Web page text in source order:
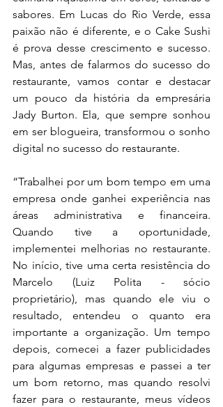
sabores. Em Lucas do Rio Verde, essa
paixão não é diferente, e o Cake Sushi
é prova desse crescimento e sucesso.
Mas, antes de falarmos do sucesso do
restaurante, vamos contar e destacar
um pouco da história da empresária
Jady Burton. Ela, que sempre sonhou
em ser blogueira, transformou o sonho
digital no sucesso do restaurante.
“Trabalhei por um bom tempo em uma
empresa onde ganhei experiência nas
áreas administrativa e financeira.
Quando tive a oportunidade,
implementei melhorias no restaurante.
No início, tive uma certa resistência do
Marcelo (Luiz Polita - sócio
proprietário), mas quando ele viu o
resultado, entendeu o quanto era
importante a organização. Um tempo
depois, comecei a fazer publicidades
para algumas empresas e passei a ter
um bom retorno, mas quando resolvi
fazer para o restaurante, meus vídeos